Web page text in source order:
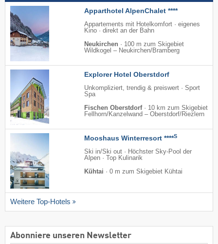
Apparthotel AlpenChalet ****
Appartements mit Hotelkomfort · eigenes
Kino · direkt an der Bahn
Neukirchen · 100 m zum Skigebiet
Wildkogel – Neukirchen/​Bramberg
Explorer Hotel Oberstdorf
Unkompliziert, trendig & preiswert · Sport
Spa
Fischen Oberstdorf· 10 km zum Skigebiet
Fellhorn/​Kanzelwand – Oberstdorf/​Riezlern
Mooshaus Winterresort ****S
Ski in/Ski out · Höchster Sky-Pool der
Alpen · Top Kulinarik
Kühtai · 0 m zum Skigebiet Kühtai
Weitere Top-Hotels
Abonniere unseren Newsletter